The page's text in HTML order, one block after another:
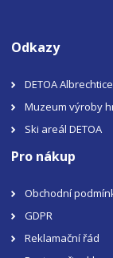
Odkazy
DETOA
Muzeum výroby
Ski areál DETOA
Pro nákup
Obchodní
GDPR
Reklamační řád